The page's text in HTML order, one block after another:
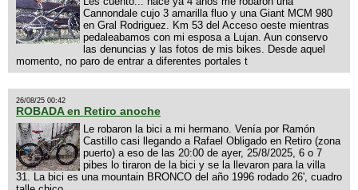
Cannondale cujo 3 amarilla fluo y una Giant MCM 980
en Gral Rodriguez. Km 53 del Acceso oeste mientras
pedaleabamos con mi esposa a Lujan. Aun conservo
las denuncias y las fotos de mis bikes. Desde aquel
momento, no paro de entrar a diferentes portales t
26/08/25 00:42
ROBADA en Retiro anoche
Le robaron la bici a mi hermano. Venía por Ramón
Castillo casi llegando a Rafael Obligado en Retiro (zona
puerto) a eso de las 20:00 de ayer, 25/8/2025, 6 o 7
pibes lo tiraron de la bici y se la llevaron para la villa
31. La bici es una mountain BRONCO del año 1996 rodado 26', cuadro